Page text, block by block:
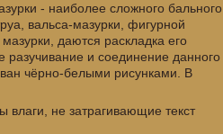
- наиболее сложного бального
вальса-мазурки, фигурной
даются раскладка его
и соединение данного
чёрно-белыми рисунками. В
не затрагивающие текст